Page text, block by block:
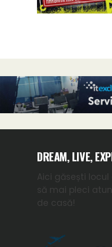
DREAM, LIVE,
Aici găsești
să mai pleci
de casă!